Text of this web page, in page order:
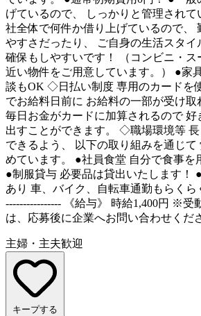
げているので、 しっかりと管理され
社全体で何件か借り上げているので、
やすさだったり、 ご自身の生活スタイ
確保もしやすいです！ （コンビニ・
近い物件をご用意しています。） ●家
談もOK ◇日払い制度 専用のカードを
でお給料日前に お給料の一部が受け取
毎日お金がカードに加算されるので 好
出すことができます。 ◇職場環境等
できるよう、 以下の取り組みを通じて
めています。 ●社員食堂 自分で食事を
●制服貸与 必要品は貸出いたします！
あり 車、バイク、自転車通勤もらくら
---------------- 《給与》 時給1,400円 ※受
は、応募後に企業へお問い合わせくだ
主婦・主夫歓迎
キープする